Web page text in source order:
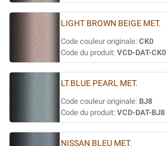
LIGHT BROWN BEIGE MET.
Code couleur originale: CK0
Code du produit: VCD-DAT-CK0
LT.BLUE PEARL MET.
Code couleur originale: BJ8
Code du produit: VCD-DAT-BJ8
NISSAN BLEU MET.